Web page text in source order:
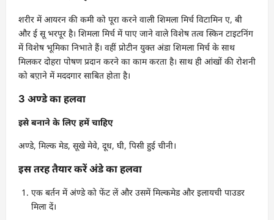
शरीर में आयरन की कमी को पूरा करने वाली शिमला मिर्च विटामिन ए, बी
और ई सू भरपूर है। शिमला मिर्च में पाए जाने वाले विशेष तत्व स्किन टाइटनिंग
में विशेष भूमिका निभाते हैं। वहीं प्रोटीन युक्त अंडा शिमला मिर्च के साथ
मिलकर दोहरा पोषण प्रदान करने का काम करता है। साथ ही आंखों की रोशनी
को बए़ाने में मददगार साबित होता है।
3 अण्डे का हलवा
इसे बनाने के लिए हमें चाहिए
अण्डे, मिल्क मेड, सूखे मेवे, दूध, घी, पिसी हुई चीनी।
इस तरह तैयार करें अंडे का हलवा
एक बर्तन में अंण्डे को फेंट लें और उसमें मिल्कमेड और इलायची पाउडर
मिला दें।